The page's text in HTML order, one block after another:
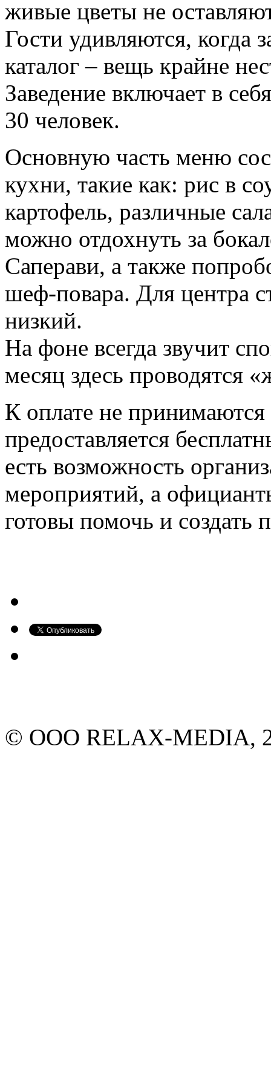
живые цветы не
Гости удивляются, когда
каталог – вещь крайне
Заведение включает в
30 человек.
Основную часть меню
кухни, такие как: рис в
картофель, различные
можно отдохнуть за
Саперави, а также
шеф-повара. Для центра
низкий.
На фоне всегда звучит
месяц здесь проводятся
К оплате не принимаются
предоставляется
есть возможность
мероприятий, а
готовы помочь и создать
© ООО RELAX-MEDIA,